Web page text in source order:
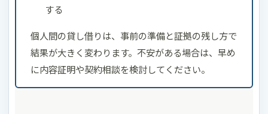
する
個人間の貸し借りは、事前の準備と証拠の残し方で
結果が大きく変わります。不安がある場合は、早め
に内容証明や契約相談を検討してください。